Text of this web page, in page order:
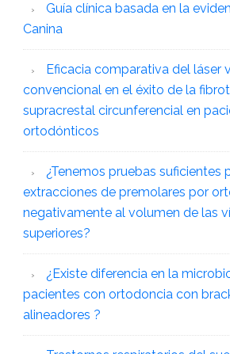
Guía clínica basada en la
Canina
Eficacia comparativa del láser
convencional en el éxito de la
supracrestal circunferencial en
ortodónticos
¿Tenemos pruebas suficientes
extracciones de premolares por
negativamente al volumen de las
superiores?
¿Existe diferencia en la
pacientes con ortodoncia con
alineadores ?